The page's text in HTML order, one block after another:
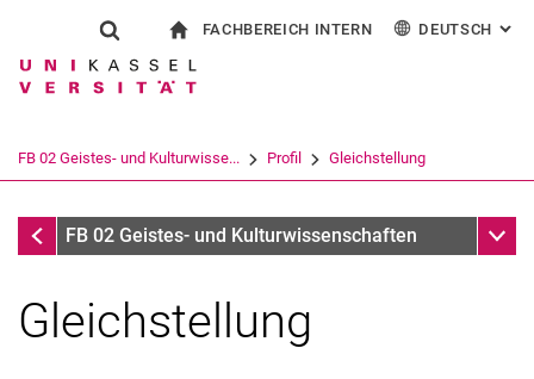
Springe direkt zu: Inhalt
Springe direkt zu: Suche
Springe direkt zu:
Suchformular
Suchbegriff
Suchen (öffnet externen Link in einem
FACHBEREICH INTERN DEUTSCH :
Italiano
FB 02 Geistes- und Kulturwisse... Profil Gleichstellung
ProfilFB 02 Geistes- und Kulturwissenschaften
Gleichstellung
Gleichstellung